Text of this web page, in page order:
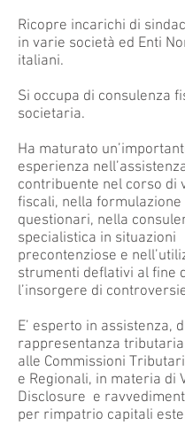
Ricopre incarichi di
in varie società ed Enti
italiani.
Si occupa di consulenza
societaria.
Ha maturato
esperienza
contribuente nel corso di
fiscali, nella
questionari, nella
specialistica in situazioni
precontenziose e
strumenti deflativi al fine
l’insorgere di
E’ esperto in assistenza,
rappresentanza
alle Commissioni
e Regionali, in materia di
Disclosure e
per rimpatrio capitali